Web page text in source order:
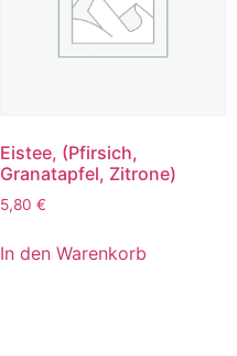
Eistee, (Pfirsich,
Granatapfel, Zitrone)
5,80 €
In den Warenkorb